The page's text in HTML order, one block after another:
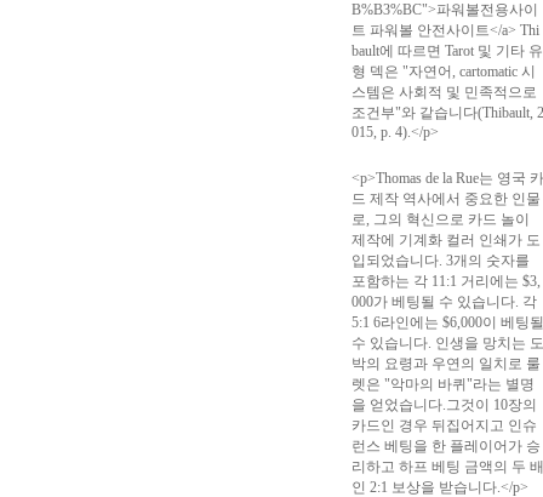
B%B3%BC">파워볼전용사이
트 파워볼 안전사이트</a> Thi
bault에 따르면 Tarot 및 기타 유
형 덱은 "자연어, cartomatic 시
스템은 사회적 및 민족적으로
조건부"와 같습니다(Thibault, 2
015, p. 4).</p>
<p>Thomas de la Rue는 영국 카
드 제작 역사에서 중요한 인물
로, 그의 혁신으로 카드 놀이
제작에 기계화 컬러 인쇄가 도
입되었습니다. 3개의 숫자를
포함하는 각 11:1 거리에는 $3,
000가 베팅될 수 있습니다. 각
5:1 6라인에는 $6,000이 베팅될
수 있습니다. 인생을 망치는 도
박의 요령과 우연의 일치로 룰
렛은 "악마의 바퀴"라는 별명
을 얻었습니다.그것이 10장의
카드인 경우 뒤집어지고 인슈
런스 베팅을 한 플레이어가 승
리하고 하프 베팅 금액의 두 배
인 2:1 보상을 받습니다.</p>